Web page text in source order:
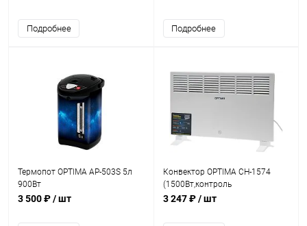
Подробнее Подробнее
Термопот OPTIMA AP-503S 5л
900Вт
3 500 ₽/ шт
Конвектор OPTIMA CH-1574
(1500Вт,контроль
температуры,крепл.на стену)
3 247 ₽/ шт